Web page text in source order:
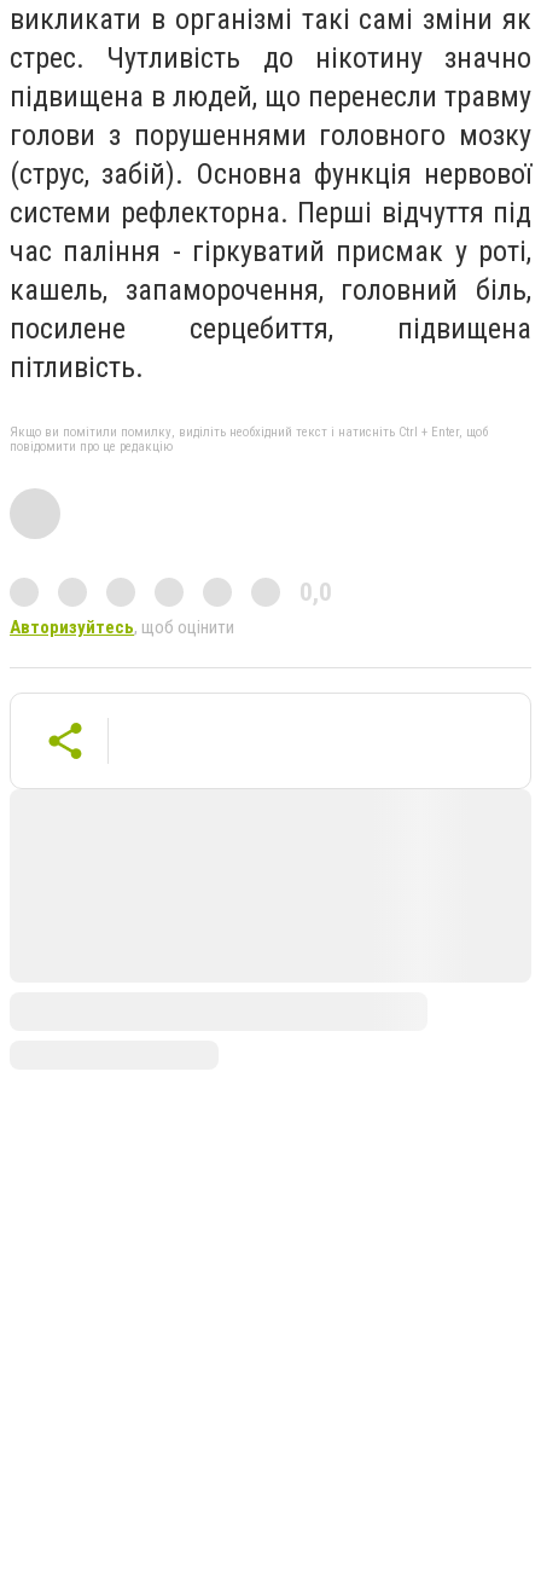
викликати в організмі такі самі зміни як
стрес. Чут­ливість до нікотину значно
підвищена в людей, що перенесли травму
голови з порушеннями голов­ного мозку
(струс, забій). Основна функція нервової
системи рефлекторна. Перші відчуття під
час паління - гіркуватий присмак у роті,
кашель, запаморочення, головний біль,
поси­лене серцебиття, підвищена
пітливість.
Якщо ви помітили помилку, виділіть необхідний текст і натисніть Ctrl + Enter, щоб
повідомити про це редакцію
0,0
Авторизуйтесь, щоб оцінити